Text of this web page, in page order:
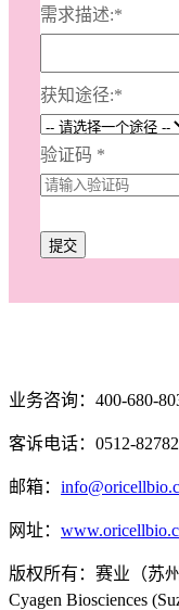
需求描述:*
获知途径:*
验证码 *
提交
业务咨询：400-680-
客诉电话：0512-
邮箱：
网址：
版权所有：赛业（苏
Cyagen Biosciences